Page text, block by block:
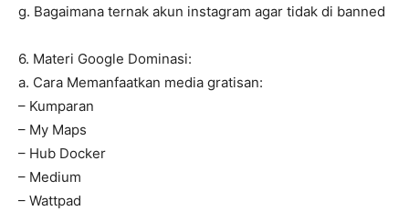
g. Bagaimana ternak akun instagram agar tidak di banned
6. Materi Google Dominasi:
a. Cara Memanfaatkan media gratisan:
– Kumparan
– My Maps
– Hub Docker
– Medium
– Wattpad